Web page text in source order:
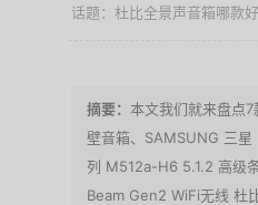
杜比全景声音箱哪款好
本文我们就来盘点
壁音箱、SAMSUNG 三
列 M512a-H6 5.1.2 高级
Beam Gen2 WiFi无线 杜